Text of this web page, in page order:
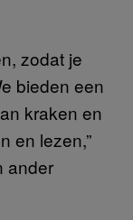
zodat je
bieden een
kraken en
en lezen,”
ander